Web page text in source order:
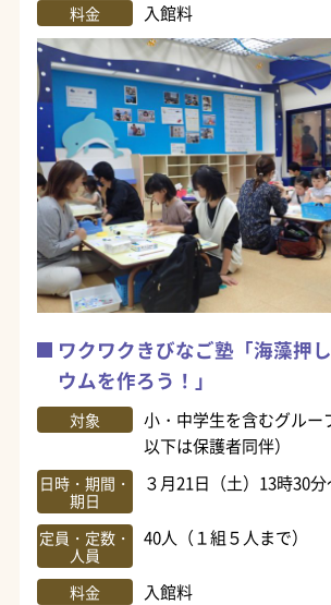
料金 入館料
ワクワクきびなご塾「海藻押
ウムを作ろう！」
対象
小・中学生を含むグルー
以下は保護者同伴）
日時・期間・
期日
３月21日（土）13時30
定員・定数・
人員
40人（１組５人まで）
料金 入館料